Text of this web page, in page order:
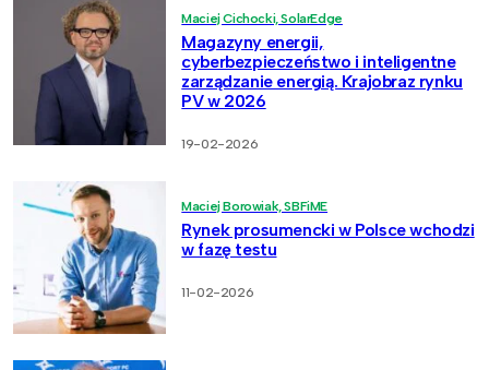
Maciej Cichocki, SolarEdge
Magazyny energii,
cyberbezpieczeństwo i inteligentne
zarządzanie energią. Krajobraz rynku
PV w 2026
19-02-2026
Maciej Borowiak, SBFiME
Rynek prosumencki w Polsce wchodzi
w fazę testu
11-02-2026